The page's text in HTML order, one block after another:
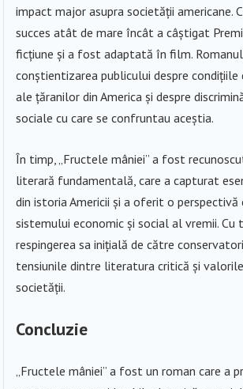
impact major asupra societății americane.
succes atât de mare încât a câștigat
ficțiune și a fost adaptată în film.
conștientizarea publicului despre condițiile
ale țăranilor din America și despre
sociale cu care se confruntau aceștia.
În timp, „Fructele mâniei” a fost
literară fundamentală, care a capturat
din istoria Americii și a oferit o perspectivă
sistemului economic și social al vremii. Cu
respingerea sa inițială de către
tensiunile dintre literatura critică și
societății.
Concluzie
„Fructele mâniei” a fost un roman care a